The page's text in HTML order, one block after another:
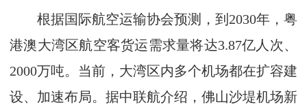
根据国际航空运输协会预测，到2030年，粤
港澳大湾区航空客货运需求量将达3.87亿人次、
2000万吨。当前，大湾区内多个机场都在扩容建
设、加速布局。据中联航介绍，佛山沙堤机场新